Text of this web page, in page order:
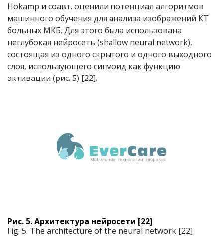
Hokamp и соавт. оценили потенциал алгоритмов
машинного обучения для анализа изображений КТ
больных МКБ. Для этого была использована
неглубокая нейросеть (shallow neural network),
состоящая из одного скрытого и одного выходного
слоя, использующего сигмоид как функцию
активации (рис. 5) [22].
Рис. 5. Архитектура нейросети [22]
Fig. 5. The architecture of the neural network [22]